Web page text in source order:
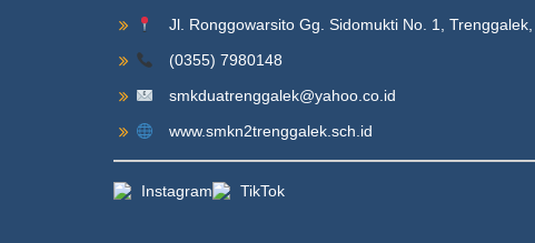
Jl. Ronggowarsito Gg. Sidomukti No. 1,
(0355) 7980148
smkduatrenggalek@yahoo.co.id
www.smkn2trenggalek.sch.id
Instagram TikTok